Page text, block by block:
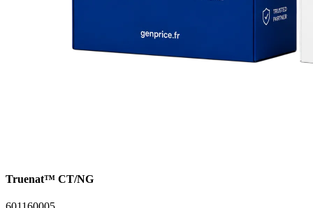
Truenat™ CT/NG